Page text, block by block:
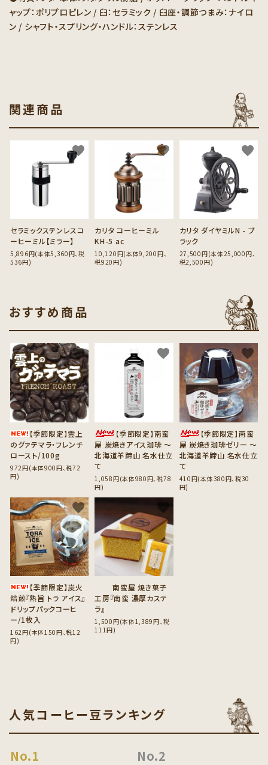
ャップ：ポリプロピレン / 臼：セラミック / 臼座・調節つまみ：ナイロ
ン / シャフト・スプリング・ハンドル：ステンレス
関連商品
セラミックステンレスコ
ーヒーミル【ミラー】
5,896円(本体5,360円、税
536円)
favorite
カリタ コーヒーミル
KH-5 ac
10,120円(本体9,200円、
税920円)
favorite
カリタ ダイヤミルN - ブ
ラック
27,500円(本体25,000円、
税2,500円)
favorite
おすすめ商品
【季節限定】雲上
のグァテマラ・フレンチ
ロースト/100g
972円(本体900円、税72
円)
favorite
【季節限定】南蛮
屋 炭焼きアイス珈琲 ～
北海道羊蹄山 名水仕立
て
1,058円(本体980円、税78
円)
favorite
【季節限定】南蛮
屋 炭焼き珈琲ゼリー ～
北海道羊蹄山 名水仕立
て
410円(本体380円、税30
円)
favorite
【季節限定】炭火
焙煎『熟旨 トラ アイス』
ドリップパックコーヒ
ー/1枚入
162円(本体150円、税12
円)
favorite
南蛮屋 焼き菓子
工房『南蛮 濃厚カステ
ラ』
1,500円(本体1,389円、税
111円)
favorite
人気コーヒー豆ランキング